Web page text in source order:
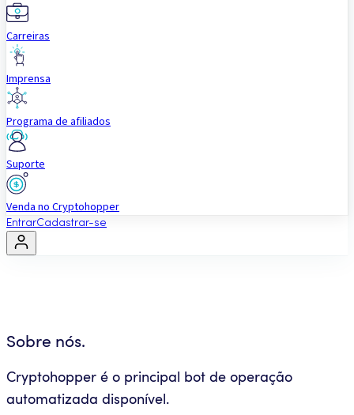
Carreiras
Imprensa
Programa de afiliados
Suporte
Venda no Cryptohopper
EntrarCadastrar-se
Sobre nós.
Cryptohopper é o principal bot de operação
automatizada disponível.